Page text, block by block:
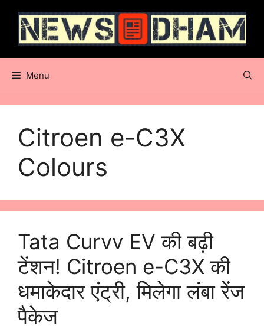
content
Menu
Citroen e-C3X
Colours
Tata Curvv EV की बढ़ी
टेंशन! Citroen e-C3X की
धमाकेदार एंट्री, मिलेगा लंबा रेंज
पैकेज